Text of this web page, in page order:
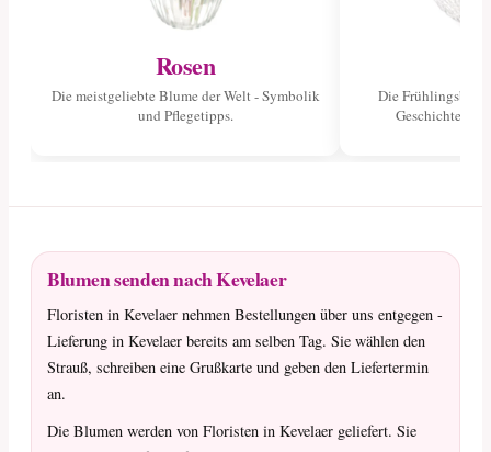
Rosen
Die meistgeliebte Blume der Welt - Symbolik
und Pflegetipps.
Die
Geschichte
Blumen senden nach Kevelaer
Floristen in Kevelaer nehmen Bestellungen über uns entgegen -
Lieferung in Kevelaer bereits am selben Tag. Sie wählen den
Strauß, schreiben eine Grußkarte und geben den Liefertermin
an.
Die Blumen werden von Floristen in Kevelaer geliefert. Sie